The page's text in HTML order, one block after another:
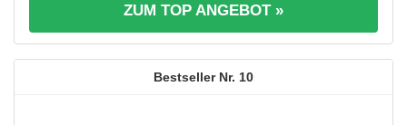
ZUM TOP ANGEBOT »
10